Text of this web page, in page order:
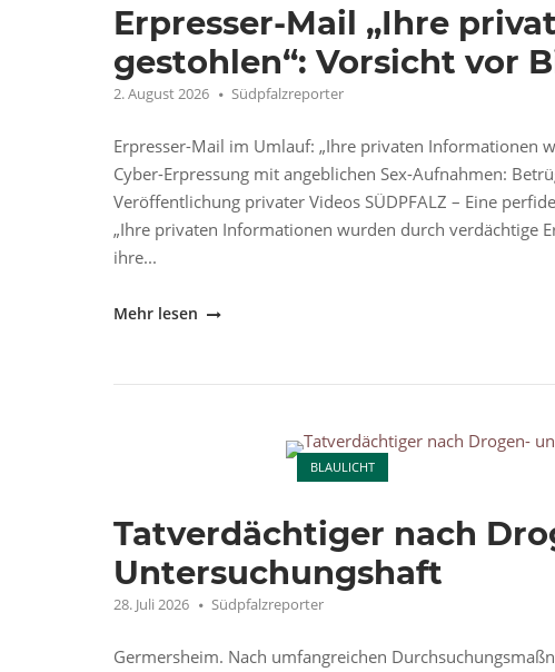
Erpresser-Mail „Ihre
gestohlen“: Vorsicht vor
2. August 2026 Südpfalzreporter
Erpresser-Mail im Umlauf: „Ihre privaten Informationen
Cyber-Erpressung mit angeblichen Sex-Aufnahmen:
Veröffentlichung privater Videos SÜDPFALZ – Eine
„Ihre privaten Informationen wurden durch verdächtige
ihre...
"Erpresser-
vor
Bitcoin-
Mehr lesen
BLAULICHT
Open post
Tatverdächtiger nach
Untersuchungshaft
28. Juli 2026 Südpfalzreporter
Germersheim. Nach umfangreichen